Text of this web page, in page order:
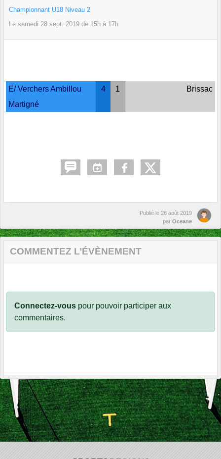
Championnant U18 Niveau 2
Le samedi 28 sept. 2019 de 15h à 17h
E/ Verchers Ambillou
Martigné
4 1 Brissac
Publié le 26 août 2019
par Oceane
COMMENTEZ L’ÉVÈNEMENT
Connectez-vous pour pouvoir participer aux
commentaires.